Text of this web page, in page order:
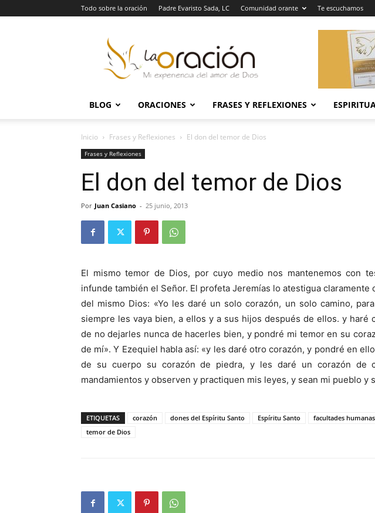
Todo sobre la oración Padre Evaristo Sada, LC Comunidad orante Te escuchamos
Oración
BLOG ORACIONES FRASES Y REFLEXIONES
Inicio Frases y Reflexiones El don del temor de Dios
Frases y Reflexiones
El don del temor de Dios
Por Juan Casiano - 25 junio, 2013
El mismo temor de Dios, por cuyo medio nos mantenemos con
infunde también el Señor. El profeta Jeremías lo atestigua claramente
del mismo Dios: «Yo les daré un solo corazón, un solo camino,
siempre les vaya bien, a ellos y a sus hijos después de ellos. y haré
de no dejarles nunca de hacerles bien, y pondré mi temor en su
de mí». Y Ezequiel habla así: «y les daré otro corazón, y pondré en
de su cuerpo su corazón de piedra, y les daré un corazón de
mandamientos y observen y practiquen mis leyes, y sean mi pueblo y
ETIQUETAS corazón dones del Espíritu Santo Espíritu Santo facultades humanas
temor de Dios